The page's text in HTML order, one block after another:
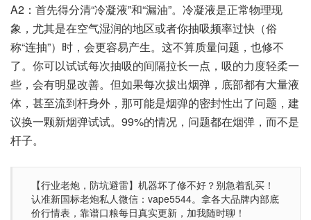
A2：首先得分清“冷凝液”和“漏油”。冷凝液是正常物理现
象，尤其是在空气湿润的地区或者你抽吸频率过快（俗
称“连抽”）时，会更容易产生。这不算质量问题，也修不
了。你可以试试每次抽吸的间隔拉长一点，吸的力度轻柔一
些，会有明显改善。但如果每次拔出烟弹，底部都有大量液
体，甚至流到杆身外，那可能是烟弹的密封性出了问题，建
议换一颗新烟弹试试。99%的情况，问题都在烟弹，而不是
杆子。
【行业老炮，防坑避雷】机器坏了修不好？别急着乱买！
认准新国标老炮私人微信：vape5544。拿各大品牌内部底
价行情表，靠谱口粮每日真实更新，加我随时聊！